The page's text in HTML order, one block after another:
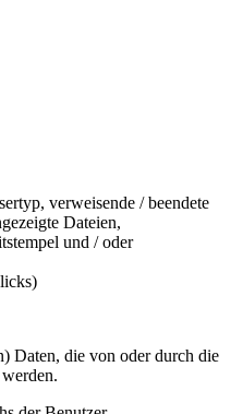
verweisende / beendete
Dateien,
und / oder
Daten, die von oder durch die